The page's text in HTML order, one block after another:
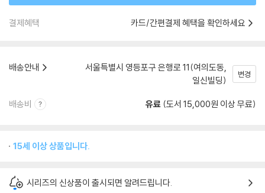
결제혜택 카드/간편결제 혜택을 확인하세요
배송안내
서울특별시 영등포구 은행로 11(여의도동,
일신빌딩)
변경
배송비 유료 (도서 15,000원 이상 무료)
15세 이상 상품입니다.
시리즈의 신상품이 출시되면 알려드립니다.